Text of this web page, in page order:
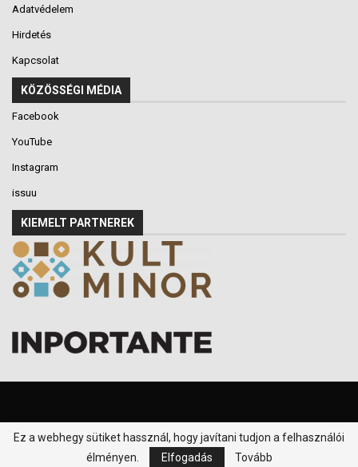
Adatvédelem
Hirdetés
Kapcsolat
KÖZÖSSÉGI MÉDIA
Facebook
YouTube
Instagram
issuu
KIEMELT PARTNEREK
© 2016-2026 - Klikk P.T. - Minden jog fenntartva.
Ez a webhegy sütiket hassznál, hogy javítani tudjon a felhasználói
élményen.
Elfogadás Tovább